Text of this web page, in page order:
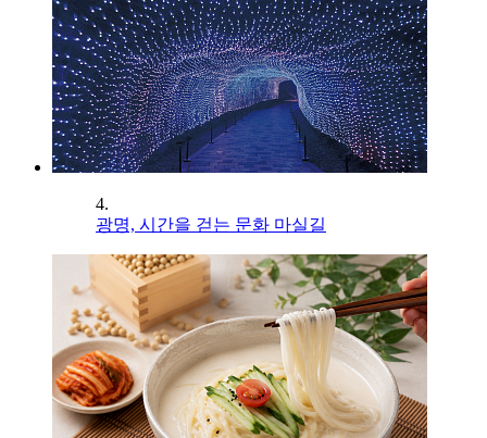
4.
광명, 시간을 걷는 문화 마실길